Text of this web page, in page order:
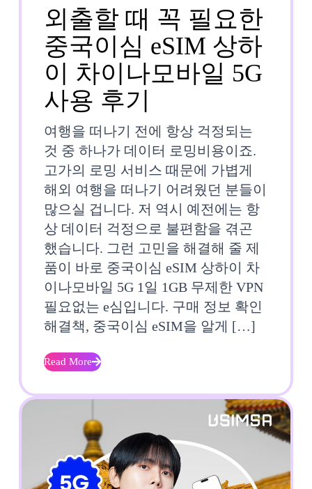
나
폰
일
무
제
한
3”
솔
직
후
기,
여
필
수
템
인
2026
NOW
외출할 때 꼭 필요한
중국이심 eSIM 상하
이 차이나모바일 5G
사용 후기
출
할
때
꼭
필
요
한
중
심
eSIM
상
하
여행을 떠나기 전에 항상 걱정되는
것 중 하나가 데이터 로밍비용이죠.
고가의 로밍 서비스 때문에 가볍게
해외 여행을 떠나기 어려웠던 분들이
많으실 겁니다. 저 역시 예전에는 항
상 데이터 걱정으로 불편함을 겪곤
했습니다. 그런 고민을 해결해 줄 제
품이 바로 중국이심 eSIM 상하이 차
이나모바일 5G 1일 1GB 무제한 VPN
필요없는 e심입니다. 구매 정보 확인
해결책, 중국이심 eSIM을 알게 […]
Read More
Read